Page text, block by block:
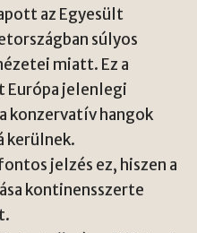
az Egyesült
súlyos
miatt. Ez a
Európa jelenlegi
konzervatív hangok
kerülnek.
jelzés ez, hiszen a
kontinensszerte